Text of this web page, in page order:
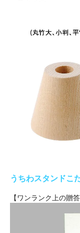
うちわスタンドこ
【ワンランク上の贈